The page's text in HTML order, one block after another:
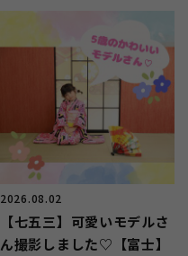
2026.08.02
【七五三】可愛いモデルさ
ん撮影しました♡【富士】